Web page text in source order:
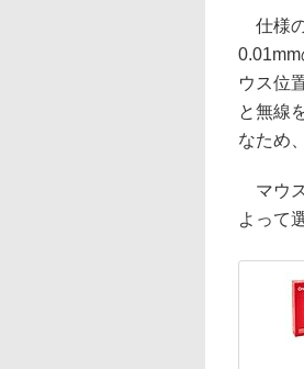
仕様
ウス位
と無線
なため
マウ
よって